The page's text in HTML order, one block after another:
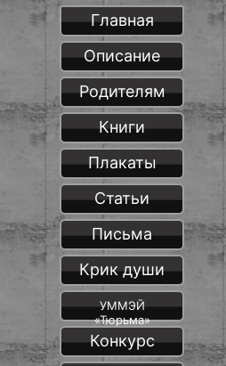
Главная
Описание
Родителям
Книги
Плакаты
Статьи
Письма
Крик души
УММЭЙ
«Тюрьма»
Конкурс